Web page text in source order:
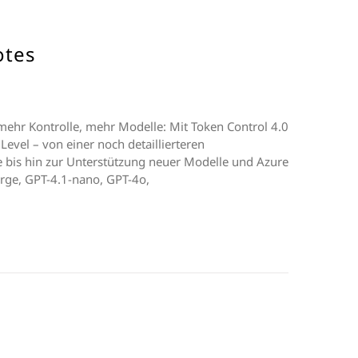
Kontrolle, mehr Modelle: Mit Token Control 4.0
– von einer noch detaillierteren
hin zur Unterstützung neuer Modelle und Azure
GPT-4.1-nano, GPT-4o,